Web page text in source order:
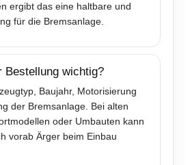
ergibt das eine haltbare und
für die Bremsanlage.
Bestellung wichtig?
Baujahr, Motorisierung
der Bremsanlage. Bei alten
oder Umbauten kann
vorab Ärger beim Einbau